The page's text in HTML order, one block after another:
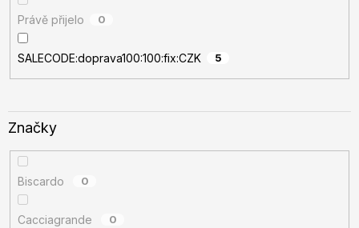
Právě přijelo 0
SALECODE:doprava100:100:fix:CZK 5
Značky
Biscardo 0
Cacciagrande 0